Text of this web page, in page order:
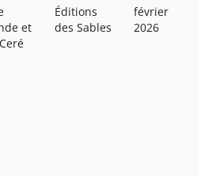
et
Éditions
des Sables
février
2026